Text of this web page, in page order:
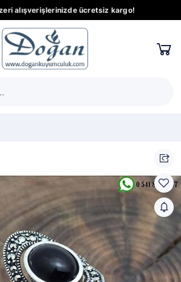
alışverişlerinizde ücretsiz kargo!